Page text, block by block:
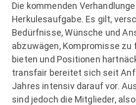
Die kommenden
Herkulesaufgabe. Es gilt,
Bedürfnisse, Wünsche und
abzuwägen, Kompromisse zu
bieten und Positionen
transfair bereitet sich seit
Jahres intensiv darauf vor.
sind jedoch die Mitglieder,